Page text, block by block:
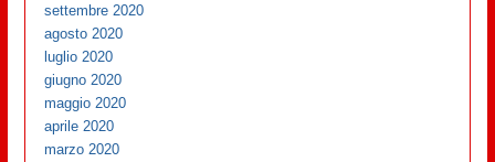
settembre 2020
agosto 2020
luglio 2020
giugno 2020
maggio 2020
aprile 2020
marzo 2020